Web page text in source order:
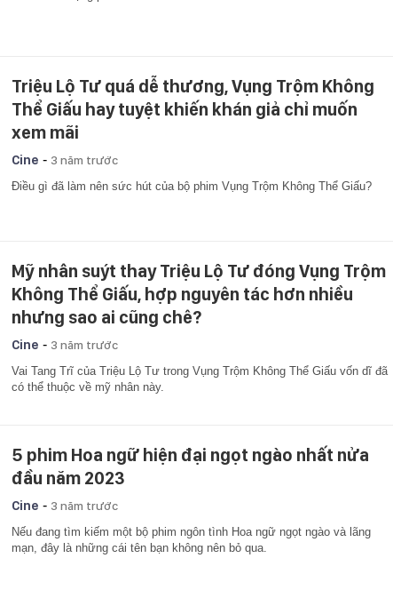
Triệu Lộ Tư quá dễ thương, Vụng Trộm Không
Thể Giấu hay tuyệt khiến khán giả chỉ muốn
xem mãi
Cine - 3 năm trước
Điều gì đã làm nên sức hút của bộ phim Vụng Trộm Không Thể Giấu?
Mỹ nhân suýt thay Triệu Lộ Tư đóng Vụng Trộm
Không Thể Giấu, hợp nguyên tác hơn nhiều
nhưng sao ai cũng chê?
Cine - 3 năm trước
Vai Tang Trĩ của Triệu Lộ Tư trong Vụng Trộm Không Thể Giấu vốn dĩ đã
có thể thuộc về mỹ nhân này.
5 phim Hoa ngữ hiện đại ngọt ngào nhất nửa
đầu năm 2023
Cine - 3 năm trước
Nếu đang tìm kiếm một bộ phim ngôn tình Hoa ngữ ngọt ngào và lãng
mạn, đây là những cái tên bạn không nên bỏ qua.